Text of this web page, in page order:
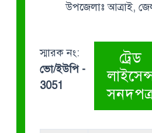
উপজেলাঃ আত্রাই,
স্মারক নং:
ভো/ইউপি -
3051
ট্রেড